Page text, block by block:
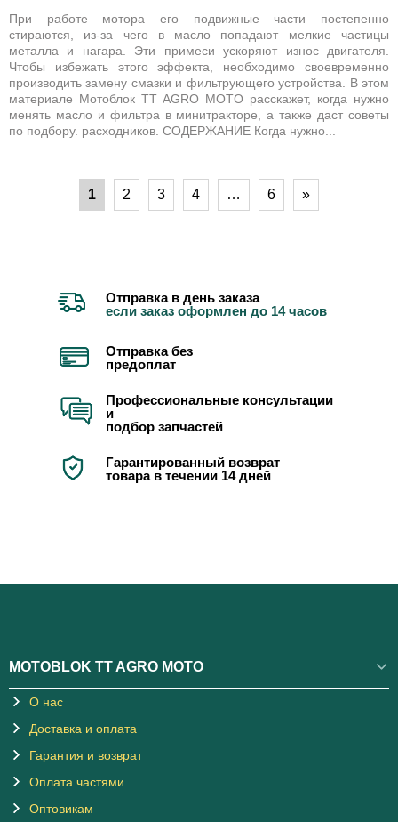
При работе мотора его подвижные части постепенно
стираются, из-за чего в масло попадают мелкие частицы
металла и нагара. Эти примеси ускоряют износ двигателя.
Чтобы избежать этого эффекта, необходимо своевременно
производить замену смазки и фильтрующего устройства. В этом
материале Мотоблок TT AGRO MOTO расскажет, когда нужно
менять масло и фильтра в минитракторе, а также даст советы
по подбору. расходников. СОДЕРЖАНИЕ Когда нужно...
1 2 3 4 … 6 »
Отправка в день заказа
если заказ оформлен до 14 часов
Отправка без
предоплат
Профессиональные консультации
и
подбор запчастей
Гарантированный возврат
товара в течении 14 дней
MOTOBLOK TT AGRO MOTO
О нас
Доставка и оплата
Гарантия и возврат
Оплата частями
Оптовикам